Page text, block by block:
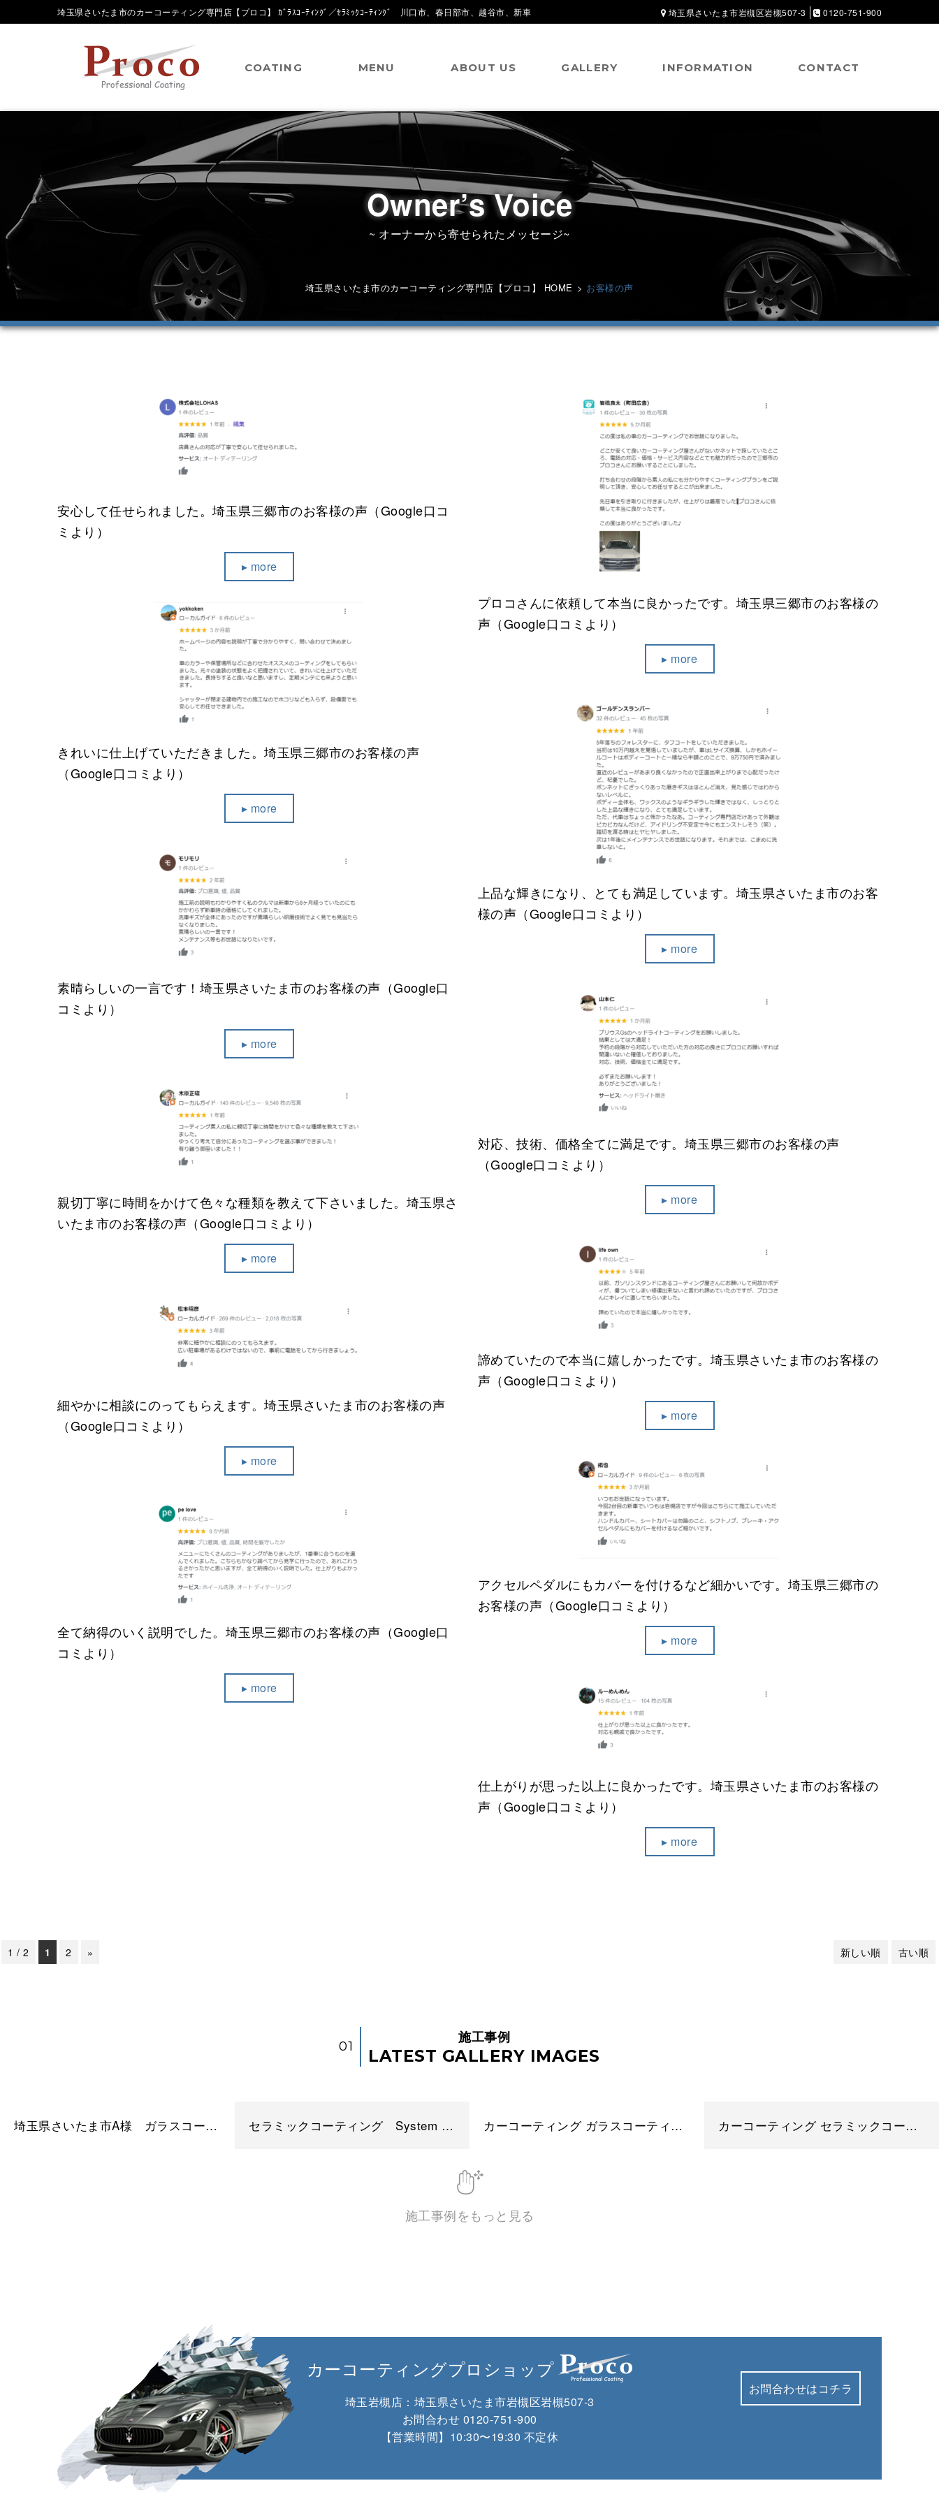
埼玉県さいたま市のカーコーティング専門店【プロコ】 ｶﾞﾗｽｺｰﾃｨﾝｸﾞ／ｾﾗﾐｯｸｺｰﾃｨﾝｸﾞ 川口市、春日部市、越谷市、新車 埼玉県さいたま市岩槻区岩槻507-3 0120-751-900
COATING MENU ABOUT US GALLERY INFORMATION CONTACT
Owner’s Voice
~ オーナーから寄せられたメッセージ~
埼玉県さいたま市のカーコーティング専門店【プロコ】 HOME > お客様の声
安心して任せられました。埼玉県三郷市のお客様の声（Google口コ
ミより）
▸ more
プロコさんに依頼して本当に良かったです。埼玉県三郷市のお客様の
声（Google口コミより）
▸ more
きれいに仕上げていただきました。埼玉県三郷市のお客様の声
（Google口コミより）
▸ more
上品な輝きになり、とても満足しています。埼玉県さいたま市のお客
様の声（Google口コミより）
▸ more
素晴らしいの一言です！埼玉県さいたま市のお客様の声（Google口
コミより）
▸ more
対応、技術、価格全てに満足です。埼玉県三郷市のお客様の声
（Google口コミより）
▸ more
親切丁寧に時間をかけて色々な種類を教えて下さいました。埼玉県さ
いたま市のお客様の声（Google口コミより）
▸ more
諦めていたので本当に嬉しかったです。埼玉県さいたま市のお客様の
声（Google口コミより）
▸ more
細やかに相談にのってもらえます。埼玉県さいたま市のお客様の声
（Google口コミより）
▸ more
アクセルペダルにもカバーを付けるなど細かいです。埼玉県三郷市の
お客様の声（Google口コミより）
▸ more
全て納得のいく説明でした。埼玉県三郷市のお客様の声（Google口
コミより）
▸ more
仕上がりが思った以上に良かったです。埼玉県さいたま市のお客様の
声（Google口コミより）
▸ more
1 / 2 1 2 » 新しい順 古い順
01
施工事例
LATEST GALLERY IMAGES
埼玉県さいたま市A様 ガラスコーティング フェラーリ スカリエッティ カーコーティング セラミックコーティング System X ポルシェ911カレラ カーコーティング ガラスコーティング 埼玉県 さいたま市 BMW 440i Y様 カーコーティング セラミックコーティング メルセデス・ベンツ GLC63 埼玉県さいたま市 S様
施工事例をもっと見る
カーコーティングプロショップ
埼玉岩槻店： 埼玉県さいたま市岩槻区岩槻507-3
お問合わせ 0120-751-900
【営業時間】10:30〜19:30 不定休
お問合わせはコチラ